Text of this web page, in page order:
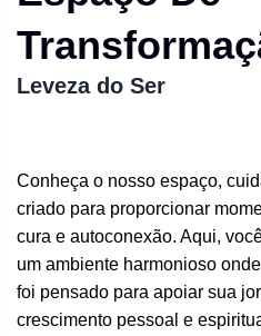
Leveza do Ser
Conheça o nosso espaço,
criado para proporcionar
cura e autoconexão. Aqui,
um ambiente harmonioso
foi pensado para apoiar sua
crescimento pessoal e